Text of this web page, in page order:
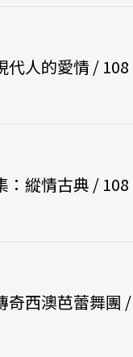
代人的愛情 / 108
：縱情古典 / 108
奇西澳芭蕾舞團